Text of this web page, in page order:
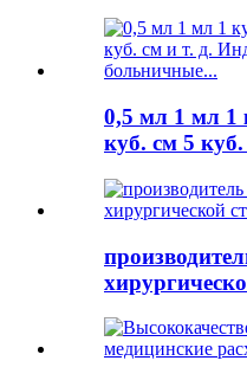
0,5 мл 1 мл 1
куб. см 5 куб.